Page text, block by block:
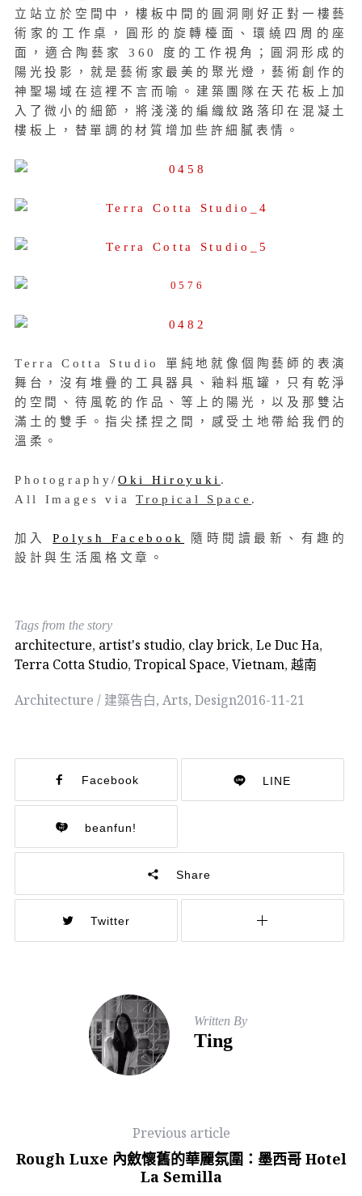
立站立於空間中，樓板中間的圓洞剛好正對一樓藝
術家的工作桌，圓形的旋轉檯面、環繞四周的座
面，適合陶藝家 360 度的工作視角；圓洞形成的
陽光投影，就是藝術家最美的聚光燈，藝術創作的
神聖場域在這裡不言而喻。建築團隊在天花板上加
入了微小的細節，將淺淺的編織紋路落印在混凝土
樓板上，替單調的材質增加些許細膩表情。
Terra Cotta Studio 單純地就像個陶藝師的表演
舞台，沒有堆疊的工具器具、釉料瓶罐，只有乾淨
的空間、待風乾的作品、等上的陽光，以及那雙沾
滿土的雙手。指尖揉捏之間，感受土地帶給我們的
溫柔。
Photography/ Oki Hiroyuki .
All Images via Tropical Space .
加入Polysh Facebook
隨時閱讀最新、有趣的
設計與生活風格文章。
Tags from the story
architecture, artist's studio, clay brick, Le Duc Ha,
Terra Cotta Studio, Tropical Space, Vietnam, 越南
Architecture / 建築告白, Arts, Design2016-11-21
Facebook LINE
beanfun!
Share
Twitter
Written By
Ting
Previous article
Rough Luxe 內斂懷舊的華麗氛圍：墨西哥 Hotel
La Semilla